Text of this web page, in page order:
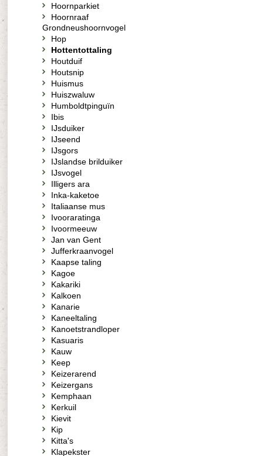
Hoornparkiet
Hoornraaf
Grondneushoornvogel
Hop
Hottentottaling
Houtduif
Houtsnip
Huismus
Huiszwaluw
Humboldtpinguïn
Ibis
IJsduiker
IJseend
IJsgors
IJslandse brilduiker
IJsvogel
Illigers ara
Inka-kaketoe
Italiaanse mus
Ivooraratinga
Ivoormeeuw
Jan van Gent
Jufferkraanvogel
Kaapse taling
Kagoe
Kakariki
Kalkoen
Kanarie
Kaneeltaling
Kanoetstrandloper
Kasuaris
Kauw
Keep
Keizerarend
Keizergans
Kemphaan
Kerkuil
Kievit
Kip
Kitta's
Klapekster